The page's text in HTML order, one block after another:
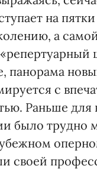
на
а
панорама
с
Раньше для
было трудно
своей